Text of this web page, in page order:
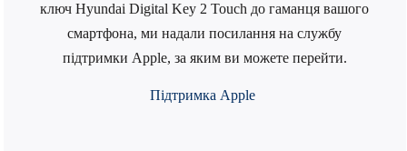
ключ Hyundai Digital Key 2 Touch до гаманця вашого
смартфона, ми надали посилання на службу
підтримки Apple, за яким ви можете перейти.
Підтримка Apple